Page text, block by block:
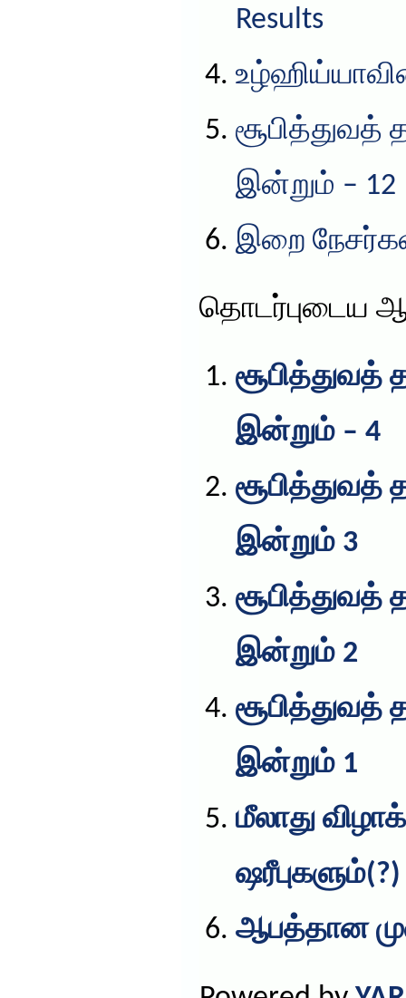
Results
இன்றும் – 12
இறை
தொடர்புடைய
இன்றும் – 4
இன்றும் 3
இன்றும் 2
இன்றும் 1
மீலாது
ஷரீபுகளும்(?)
ஆபத்தான